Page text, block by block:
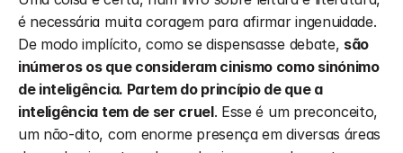
é necessária muita coragem para afirmar ingenuidade.
De modo implícito, como se dispensasse debate, são
inúmeros os que consideram cinismo como sinónimo
de inteligência. Partem do princípio de que a
inteligência tem de ser cruel. Esse é um preconceito,
um não-dito, com enorme presença em diversas áreas